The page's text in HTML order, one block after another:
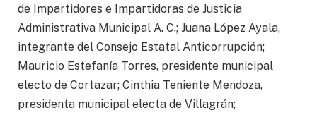
de Impartidores e Impartidoras de Justicia
Administrativa Municipal A. C.; Juana López Ayala,
integrante del Consejo Estatal Anticorrupción;
Mauricio Estefanía Torres, presidente municipal
electo de Cortazar; Cinthia Teniente Mendoza,
presidenta municipal electa de Villagrán;